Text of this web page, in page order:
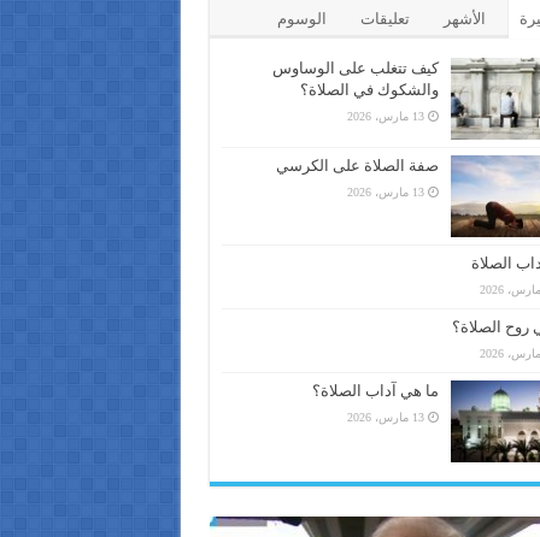
الأشهر تعليقات الوسوم
كيف تتغلب على الوساوس
والشكوك في الصلاة؟
13 مارس، 2026
صفة الصلاة على الكرسي
13 مارس، 2026
الصلاة
روح الصلاة؟
ما هي آداب الصلاة؟
13 مارس، 2026